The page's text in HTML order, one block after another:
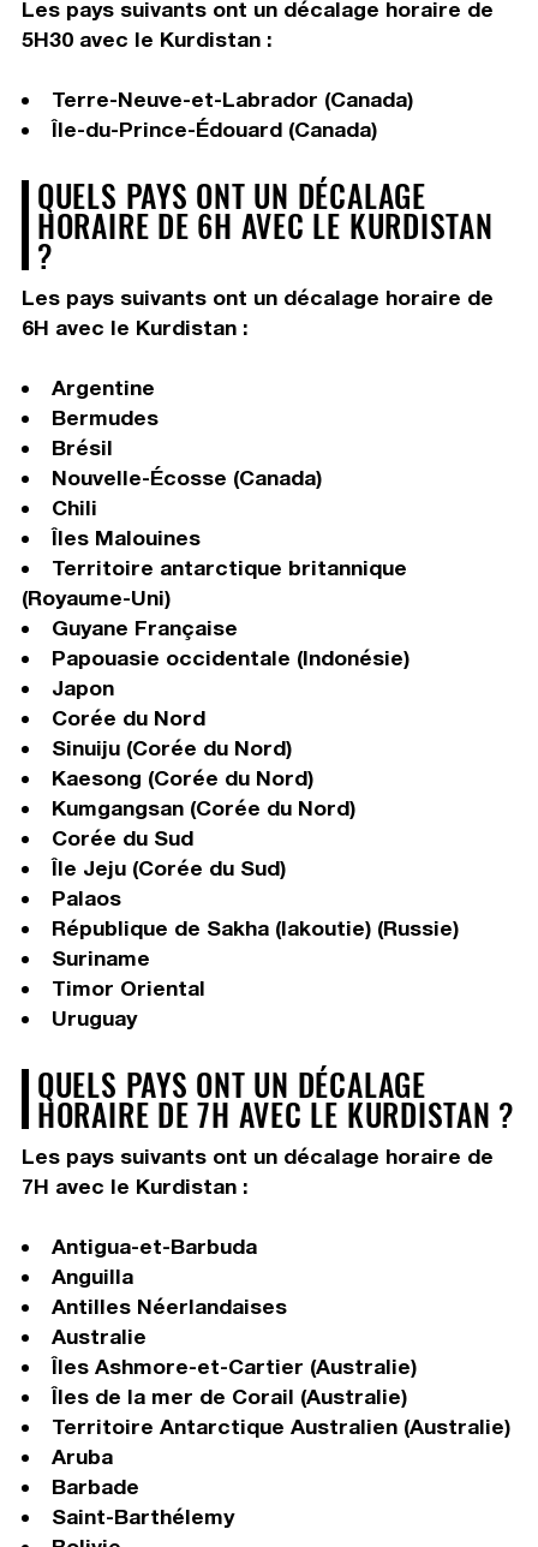
Les pays suivants ont un décalage horaire de
5H30 avec le Kurdistan :
Terre-Neuve-et-Labrador (Canada)
Île-du-Prince-Édouard (Canada)
QUELS PAYS ONT UN DÉCALAGE
HORAIRE DE 6H AVEC LE KURDISTAN
?
Les pays suivants ont un décalage horaire de
6H avec le Kurdistan :
Argentine
Bermudes
Brésil
Nouvelle-Écosse (Canada)
Chili
Îles Malouines
Territoire antarctique britannique
(Royaume-Uni)
Guyane Française
Papouasie occidentale (Indonésie)
Japon
Corée du Nord
Sinuiju (Corée du Nord)
Kaesong (Corée du Nord)
Kumgangsan (Corée du Nord)
Corée du Sud
Île Jeju (Corée du Sud)
Palaos
République de Sakha (Iakoutie) (Russie)
Suriname
Timor Oriental
Uruguay
QUELS PAYS ONT UN DÉCALAGE
HORAIRE DE 7H AVEC LE KURDISTAN ?
Les pays suivants ont un décalage horaire de
7H avec le Kurdistan :
Antigua-et-Barbuda
Anguilla
Antilles Néerlandaises
Australie
Îles Ashmore-et-Cartier (Australie)
Îles de la mer de Corail (Australie)
Territoire Antarctique Australien (Australie)
Aruba
Barbade
Saint-Barthélemy